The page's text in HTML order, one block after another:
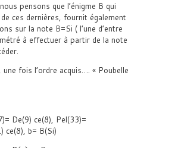
pensons que l’énigme B qui
de ces dernières, fournit également
sur la note B=Si ( l’une d’entre
à effectuer à partir de la note
fois l’ordre acquis…. « Poubelle
De(9) ce(8), Pel(33)=
ce(8), b= B(Si)